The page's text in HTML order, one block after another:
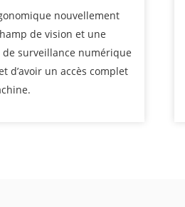
nouvellement
de vision et une
surveillance numérique
d’avoir un accès complet